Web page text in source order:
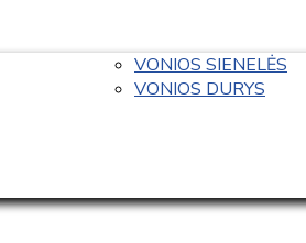
VONIOS SIENELĖS
VONIOS DURYS